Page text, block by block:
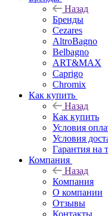
Назад
Бренды
Cezares
AltroBagno
Belbagno
ART&MAX
Caprigo
Chromix
Как купить
Назад
Как купить
Условия
Условия
Гарантия на
Компания
Назад
Компания
О компании
Отзывы
Контакты